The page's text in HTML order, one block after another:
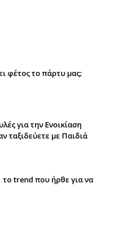
φέτος το πάρτυ μας;
για την Ενοικίαση
ταξιδεύετε με Παιδιά
το trend που ήρθε για να